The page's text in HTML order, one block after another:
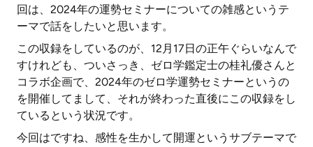
回は、2024年の運勢セミナーについての雑感というテ
ーマで話をしたいと思います。
この収録をしているのが、12月17日の正午ぐらいなんで
すけれども、ついさっき、ゼロ学鑑定士の桂礼優さんと
コラボ企画で、2024年のゼロ学運勢セミナーというの
を開催してまして、それが終わった直後にこの収録をし
ているという状況です。
今回はですね、感性を生かして開運というサブテーマで